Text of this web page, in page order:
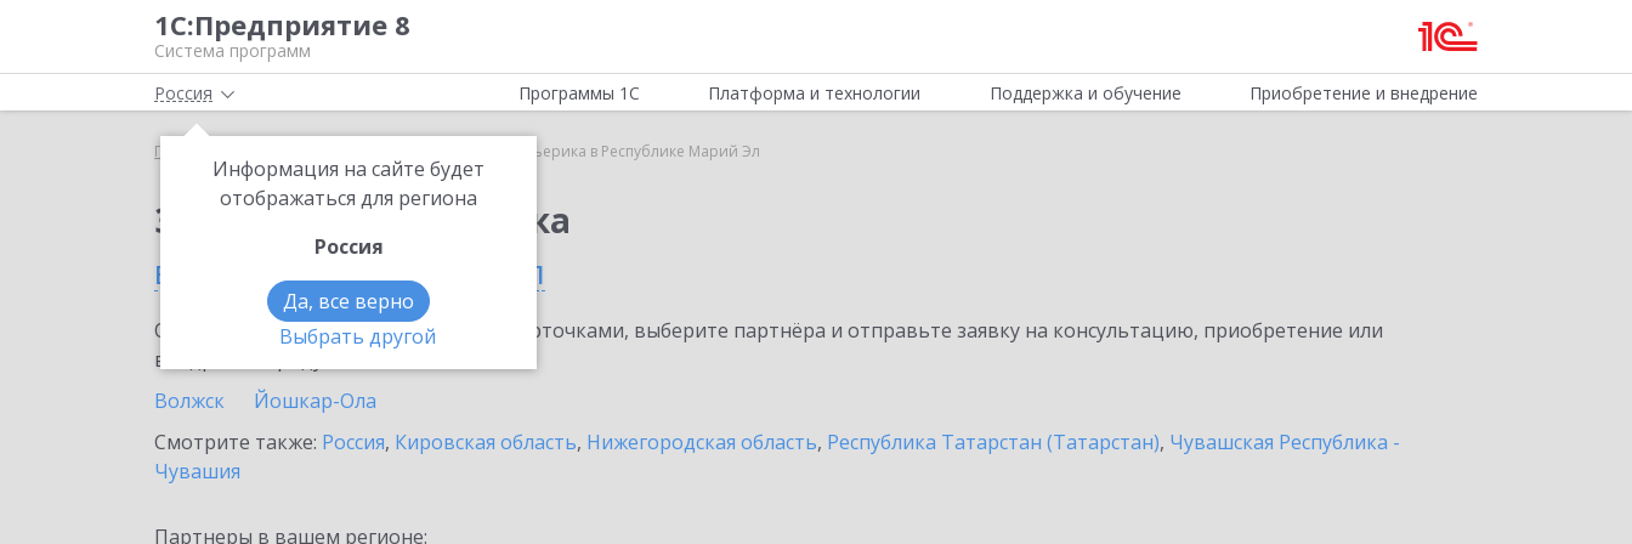
1С:Предприятие 8
Система программ
Россия
Информация на сайте будет
отображаться для региона
Россия
Да, все верно
Выбрать другой
Программы 1С Платформа и технологии Поддержка и обучение Приобретение и внедрение
Главная 1С-Курьерика в Республике Марий Эл
Заказать 1С-Курьерика
в Республике Марий Эл
Ознакомьтесь с информационными карточками, выберите партнёра и отправьте заявку на консультацию, приобретение или
внедрение продукта.
Волжск
Йошкар-Ола
Смотрите также: Россия, Кировская область, Нижегородская область, Республика Татарстан (Татарстан), Чувашская Республика -
Чувашия
Партнеры в вашем регионе: